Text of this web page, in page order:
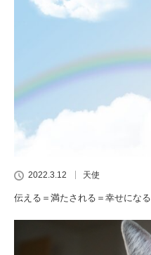
2022.3.12 天使
伝える＝満たされる＝幸せになる